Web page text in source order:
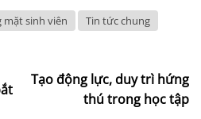
mặt sinh viên Tin tức chung
Tạo động lực, duy trì hứng
thú trong học tập